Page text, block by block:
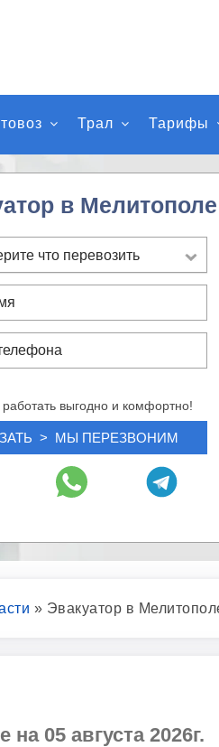
к
п
о
й
у
Трал Тарифы
в Мелитополе
что перевозить
выгодно и комфортно!
» Эвакуатор в
05 августа 2026г.